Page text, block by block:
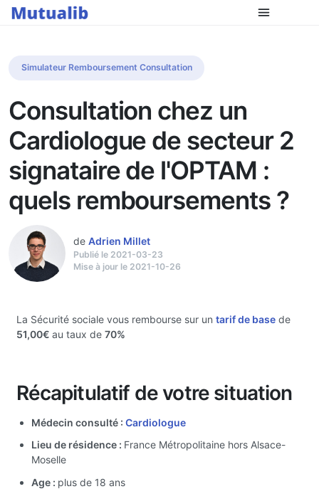
Simulateur Remboursement Consultation
Consultation chez un
Cardiologue de secteur 2
signataire de l'OPTAM :
quels remboursements ?
de Adrien Millet
Publié le 2021-03-23
Mise à jour le 2021-10-26
La Sécurité sociale vous rembourse sur un tarif de basede
51,00€ au taux de 70%
Récapitulatif de votre situation
Médecin consulté : Cardiologue
Lieu de résidence : France Métropolitaine hors Alsace-
Moselle
Age : plus de 18 ans